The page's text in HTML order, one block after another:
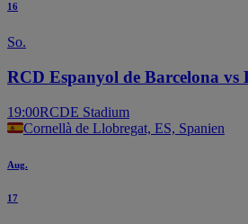
16
So.
RCD Espanyol de Barcelona vs
19:00RCDE Stadium
Cornellà de Llobregat, ES, Spanien
Aug.
17